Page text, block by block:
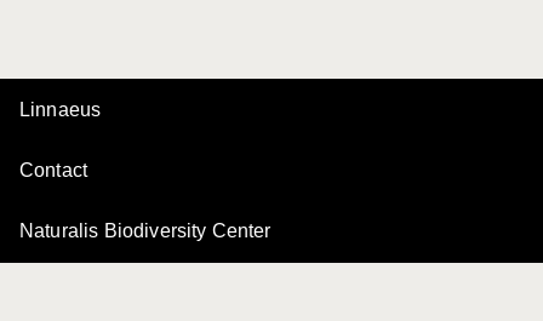
Linnaeus
Contact
Naturalis Biodiversity Center